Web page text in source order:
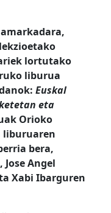
lortutako
liburua
Euskal
eta
Orioko
liburuaren
bera,
Angel
Xabi Ibarguren